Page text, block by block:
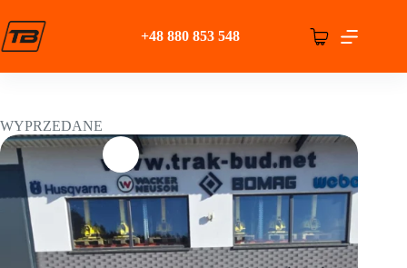
do
treści
+48 880 853 548 Koszyk
WYPRZEDANE